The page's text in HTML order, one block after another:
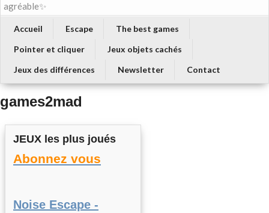
agréable✨
Accueil Escape
The best games
Pointer et cliquer
Jeux objets cachés
Jeux des différences
Newsletter Contact
games2mad
JEUX les plus joués
Abonnez vous
Noise Escape -